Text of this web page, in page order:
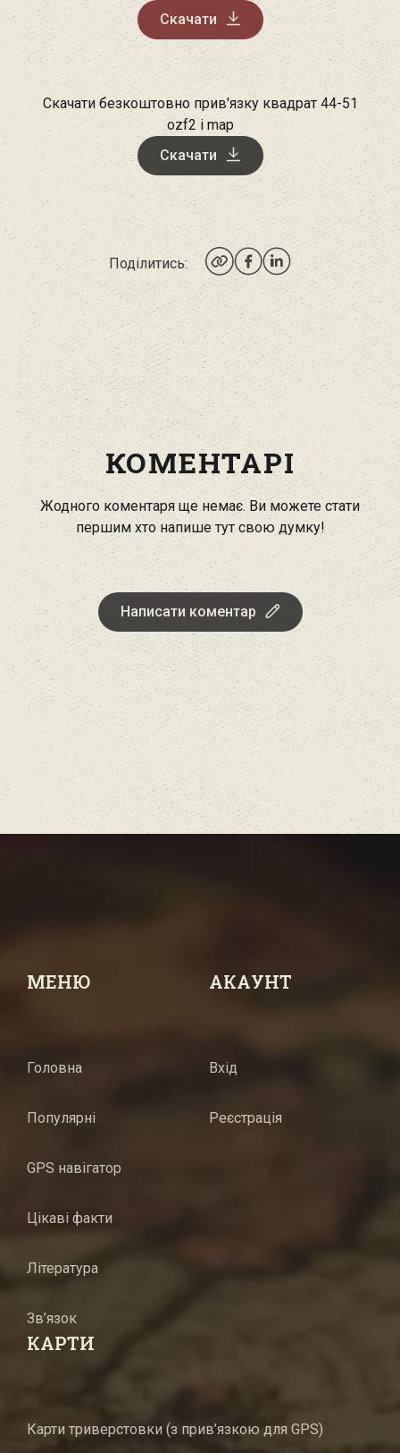
Скачати
Скачати безкоштовно прив'язку квадрат 44-51
ozf2 і map
Скачати
Поділитись:
КОМЕНТАРІ
Жодного коментаря ще немає. Ви можете стати
першим хто напише тут свою думку!
Написати коментар
МЕНЮ
Головна
Популярні
GPS навігатор
Цікаві факти
Література
Зв’язок
АКАУНТ
Вхід
Реєстрація
КАРТИ
Карти триверстовки (з прив’язкою для GPS)